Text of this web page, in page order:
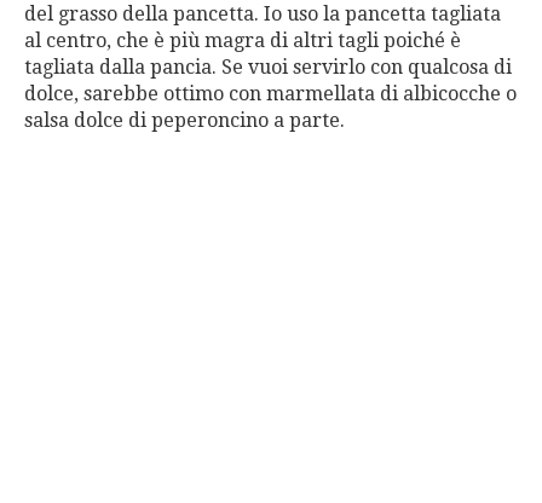
del grasso della pancetta. Io uso la pancetta tagliata
al centro, che è più magra di altri tagli poiché è
tagliata dalla pancia. Se vuoi servirlo con qualcosa di
dolce, sarebbe ottimo con marmellata di albicocche o
salsa dolce di peperoncino a parte.